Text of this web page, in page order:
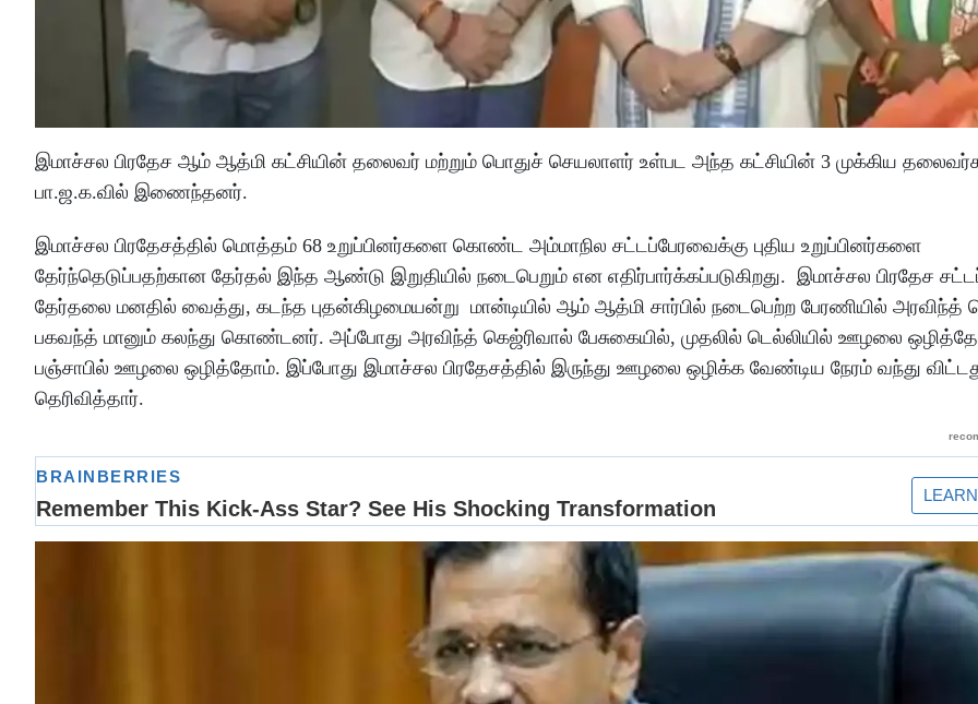
இமாச்சல பிரதேச ஆம் ஆத்மி கட்சியின் தலைவர் மற்றும் பொதுச் செயலாளர் உள்பட அந்த கட்சியின் 3 முக்கிய
பா.ஜ.க.வில் இணைந்தனர்.
இமாச்சல பிரதேசத்தில் மொத்தம் 68 உறுப்பினர்களை கொண்ட அம்மாநில சட்டப்பேரவைக்கு புதிய உறுப்பினர்களை
தேர்ந்தெடுப்பதற்கான தேர்தல் இந்த ஆண்டு இறுதியில் நடைபெறும் என எதிர்பார்க்கப்படுகிறது. இமாச்சல பிரதேச
தேர்தலை மனதில் வைத்து, கடந்த புதன்கிழமையன்று மான்டியில் ஆம் ஆத்மி சார்பில் நடைபெற்ற பேரணியில் அரவிந்த்
பகவந்த் மானும் கலந்து கொண்டனர். அப்போது அரவிந்த் கெஜ்ரிவால் பேசுகையில், முதலில் டெல்லியில் ஊழலை
பஞ்சாபில் ஊழலை ஒழித்தோம். இப்போது இமாச்சல பிரதேசத்தில் இருந்து ஊழலை ஒழிக்க வேண்டிய நேரம் வந்து
தெரிவித்தார்.